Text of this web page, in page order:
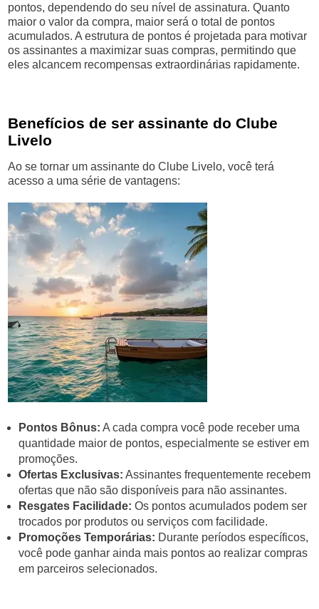
pontos, dependendo do seu nível de assinatura. Quanto
maior o valor da compra, maior será o total de pontos
acumulados. A estrutura de pontos é projetada para motivar
os assinantes a maximizar suas compras, permitindo que
eles alcancem recompensas extraordinárias rapidamente.
Benefícios de ser assinante do Clube
Livelo
Ao se tornar um assinante do Clube Livelo, você terá
acesso a uma série de vantagens:
Pontos Bônus: A cada compra você pode receber uma
quantidade maior de pontos, especialmente se estiver em
promoções.
Ofertas Exclusivas: Assinantes frequentemente recebem
ofertas que não são disponíveis para não assinantes.
Resgates Facilidade: Os pontos acumulados podem ser
trocados por produtos ou serviços com facilidade.
Promoções Temporárias: Durante períodos específicos,
você pode ganhar ainda mais pontos ao realizar compras
em parceiros selecionados.